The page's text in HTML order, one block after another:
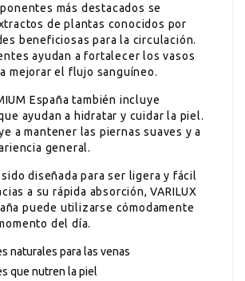
más destacados se
de plantas conocidos por
beneficiosas para la circulación.
ayudan a fortalecer los vasos
mejorar el flujo sanguíneo.
España también incluye
ayudan a hidratar y cuidar la piel.
a mantener las piernas suaves y a
general.
diseñada para ser ligera y fácil
a su rápida absorción, VARILUX
puede utilizarse cómodamente
del día.
naturales para las venas
que nutren la piel